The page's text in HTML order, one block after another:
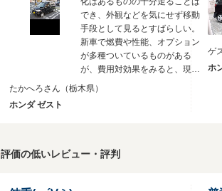
でき、外観などを気にせず移動
手段として見るとすばらしい。
新車で燃費や性能、オプション
が多種ついているものがある
が、費用対効果をみると、現状
の車でよいと考えている。カー
ナビもスマホで十分性能が良い
ることが出来る限り、車の買い
たかへろさん （栃木県）
ホンダ ゼスト
ゲ
ホ
評価の低いレビュー・評判